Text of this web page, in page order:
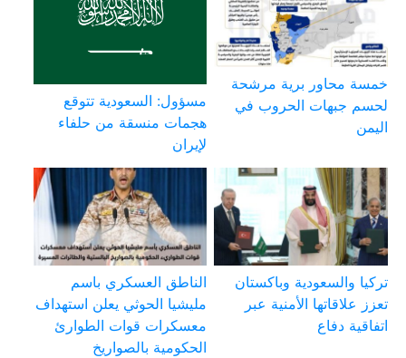
خمسة محاور برية مرشحة
لحسم جبهات الحروب في
اليمن
مسؤول: السعودية تتوقع
هجمات منسقة من حلفاء
لإيران
تركيا والسعودية وباكستان
تعزز علاقاتها الأمنية عبر
اتفاقية دفاع
الناطق العسكري باسم
مليشيا الحوثي يعلن استهداف
معسكرات قوات الطوارئ
الحكومية بالصواريخ